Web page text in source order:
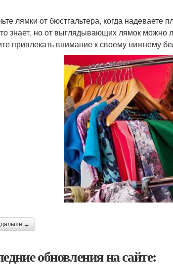
лямки от бюстгальтера, когда надеваете
знает, но от выглядывающих лямок можно
привлекать внимание к своему нижнему
дальше →
обновления на сайте: